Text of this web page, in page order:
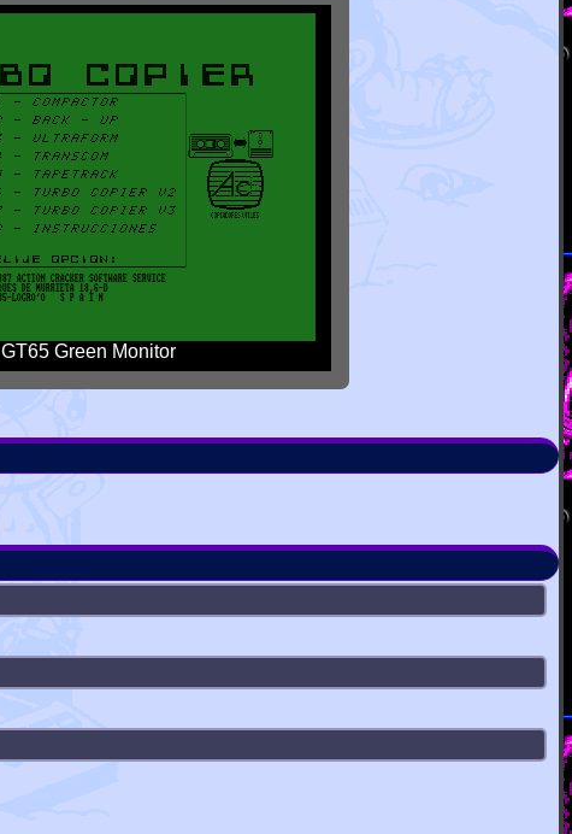
GT65 Green Monitor